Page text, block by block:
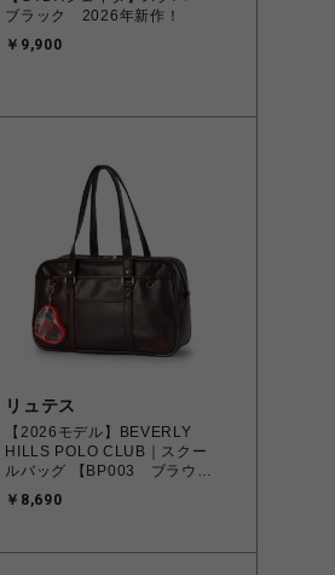
ブラック 2026年新作！
￥9,900
リュテス
【2026モデル】BEVERLY
HILLS POLO CLUB｜スクー
ルバッグ 【BP003 ブラウン
（レッド刺しゅう）】
BP003（ステラシリーズ・2層
￥8,690